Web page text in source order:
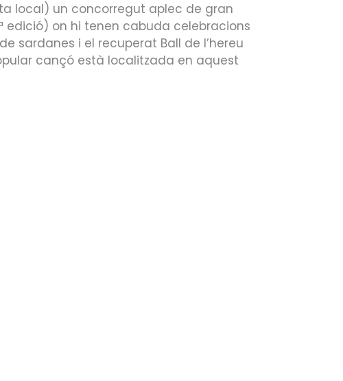
local) un concorregut aplec de gran
edició) on hi tenen cabuda celebracions
sardanes i el recuperat Ball de l’hereu
cançó està localitzada en aquest